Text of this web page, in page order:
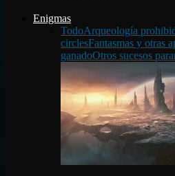
Enigmas
TodoArqueología
circlesFantasmas y otras
ganadoOtros sucesos